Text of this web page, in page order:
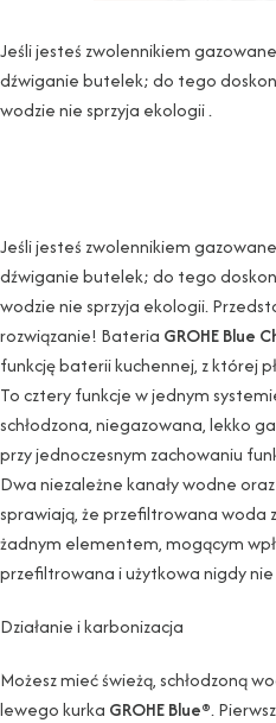
Jeśli jesteś zwolennikiem
dźwiganie butelek; do tego
wodzie nie sprzyja ekologii .
Jeśli jesteś zwolennikiem
dźwiganie butelek; do tego
wodzie nie sprzyja ekologii.
rozwiązanie! Bateria GROHE Blue
funkcję baterii kuchennej, z której
To cztery funkcje w jednym
schłodzona, niegazowana, lekko
przy jednoczesnym zachowaniu
Dwa niezależne kanały wodne
sprawiają, że przefiltrowana woda z
żadnym elementem, mogącym
przefiltrowana i użytkowa nigdy nie
Działanie i karbonizacja
Możesz mieć świeżą, schłodzoną
lewego kurka GROHE Blue®.